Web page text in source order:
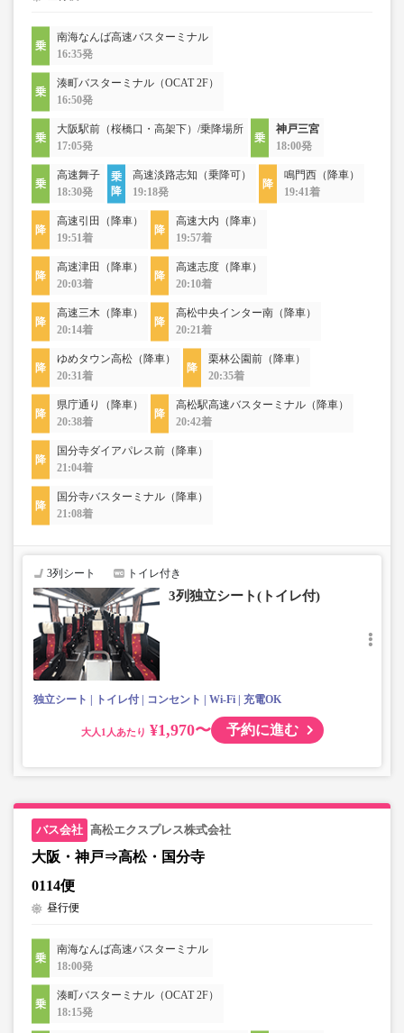
南海なんば高速バスターミナル
16:35発
湊町バスターミナル（OCAT 2F）
16:50発
大阪駅前（桜橋口・高架下）/乗降場所
17:05発
神戸三宮
18:00発
高速舞子
18:30発
高速淡路志知（乗降可）
19:18発
鳴門西（降車）
19:41着
高速引田（降車）
19:51着
高速大内（降車）
19:57着
高速津田（降車）
20:03着
高速志度（降車）
20:10着
高速三木（降車）
20:14着
高松中央インター南（降車）
20:21着
ゆめタウン高松（降車）
20:31着
栗林公園前（降車）
20:35着
県庁通り（降車）
20:38着
高松駅高速バスターミナル（降車）
20:42着
国分寺ダイアパレス前（降車）
21:04着
国分寺バスターミナル（降車）
21:08着
3列シート トイレ付き
3列独立シート(トイレ付)
独立シート トイレ付 コンセント Wi-Fi 充電OK
大人 ¥1,970〜 予約に進む
高松エクスプレス株式会社
大阪・神戸⇒高松・国分寺
0114便
昼行便
南海なんば高速バスターミナル
18:00発
湊町バスターミナル（OCAT 2F）
18:15発